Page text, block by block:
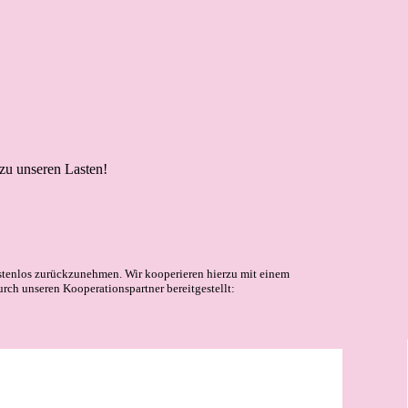
unseren Lasten!
zurückzunehmen. Wir kooperieren hierzu mit einem
unseren Kooperationspartner bereitgestellt: